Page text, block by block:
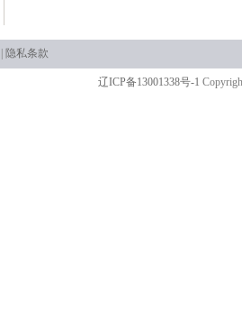
隐私条款
辽ICP备13001338号-1